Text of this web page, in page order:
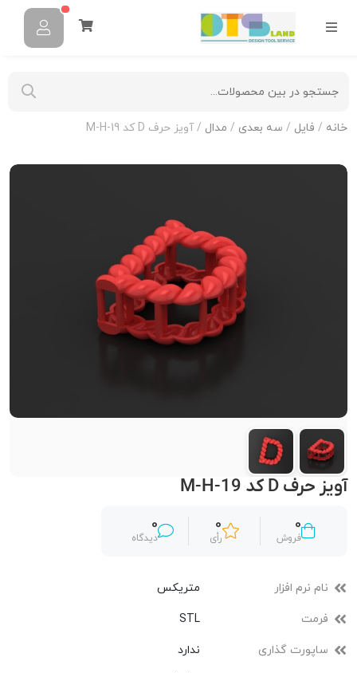
خانه / فایل / سه بعدی / مدال / آویز حرف D کد M-H-19
آویز حرف D کد M-H-19
0
فروش
0
رأی
0
دیدگاه
نام نرم افزار متریکس
فرمت STL
ساپورت گذاری ندارد